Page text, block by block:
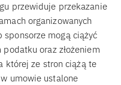
przewiduje przekazanie
organizowanych
sponsorze mogą ciążyć
oraz złożeniem
której ze stron ciążą te
umowie ustalone